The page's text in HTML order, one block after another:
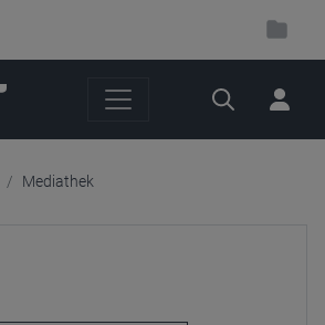
Suche
Mediathek